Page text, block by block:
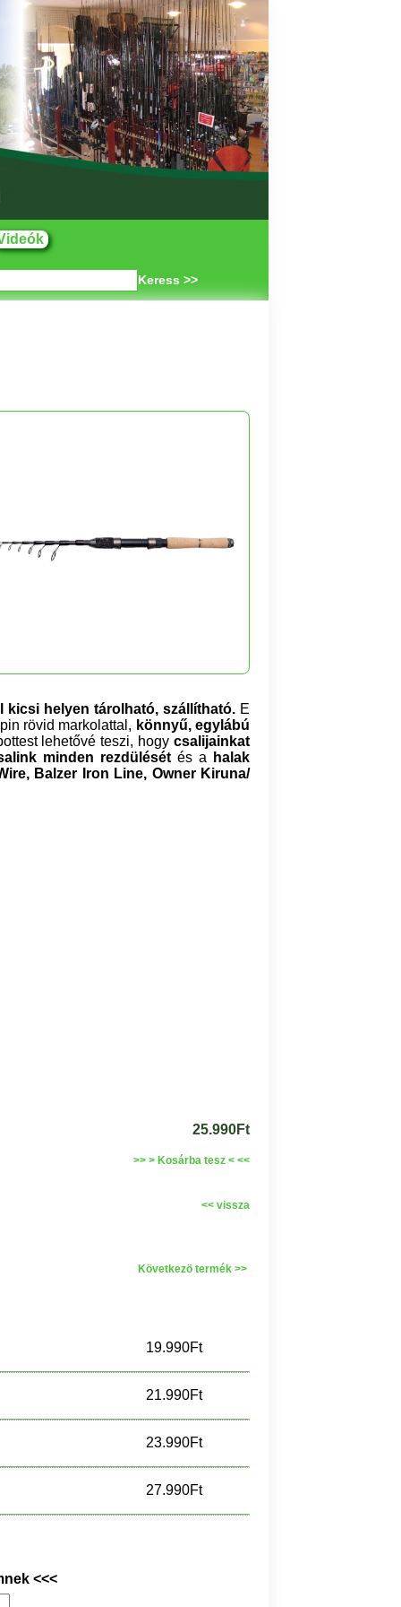
Keress >>
kicsi helyen tárolható, szállítható. E
rövid markolattal, könnyű, egylábú
lehetővé teszi, hogycsalijainkat
minden rezdülésétés a
halak
Balzer Iron Line, Owner Kiruna/
25.990Ft
>> > Kosárba tesz < <<
<< vissza
Következö termék >>
19.990Ft
21.990Ft
23.990Ft
27.990Ft
<<<